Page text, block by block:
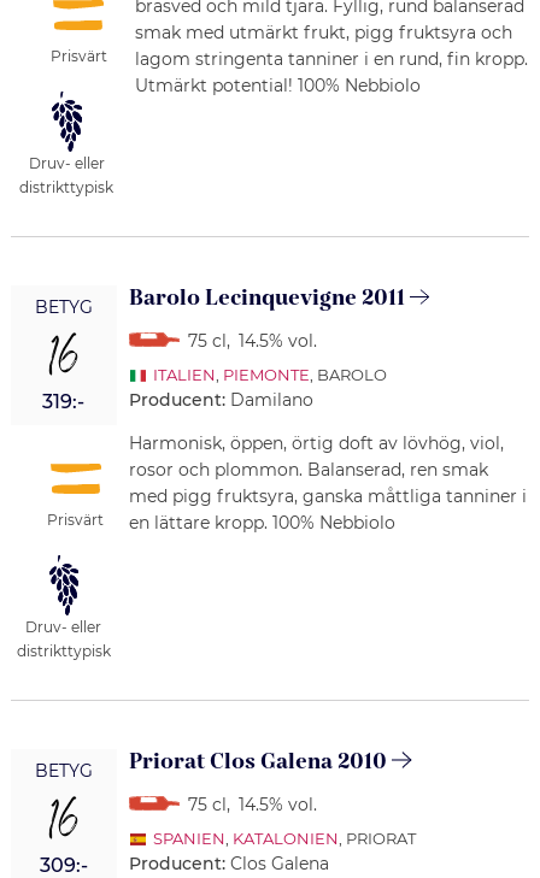
Prisvärt
Druv- eller
distrikttypisk
brasved och mild tjära. Fyllig, rund balanserad
smak med utmärkt frukt, pigg fruktsyra och
lagom stringenta tanniner i en rund, fin kropp.
Utmärkt potential! 100% Nebbiolo
BETYG
16
319:-
Prisvärt
Druv- eller
distrikttypisk
Barolo Lecinquevigne 2011
75 cl, 14.5% vol.
ITALIEN PIEMONTE , BAROLO
Producent: Damilano
Harmonisk, öppen, örtig doft av lövhög, viol,
rosor och plommon. Balanserad, ren smak
med pigg fruktsyra, ganska måttliga tanniner i
en lättare kropp. 100% Nebbiolo
BETYG
16
309:-
Priorat Clos Galena 2010
75 cl, 14.5% vol.
SPANIEN KATALONIEN , PRIORAT
Producent: Clos Galena